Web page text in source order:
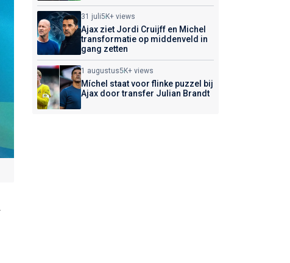
31 juli5K+ views
Ajax ziet Jordi Cruijff en Michel
transformatie op middenveld in
gang zetten
1 augustus5K+ views
Míchel staat voor flinke puzzel bij
Ajax door transfer Julian Brandt